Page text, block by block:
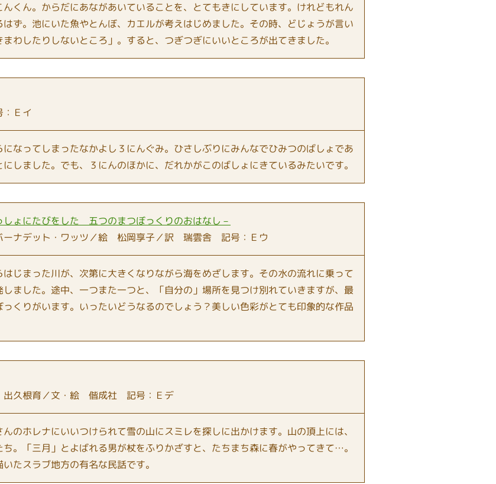
くん。からだにあながあいていることを、とてもきにしています。けれどもれん
ず。池にいた魚やとんぼ、カエルが考えはじめました。その時、どじょうが言い
わしたりしないところ」。すると、つぎつぎにいいところが出てきました。
Ｅイ
なってしまったなかよし３にんぐみ。ひさしぶりにみんなでひみつのばしょであ
しました。でも、３にんのほかに、だれかがこのばしょにきているみたいです。
ょにたびをした 五つのまつぼっくりのおはなし－
ーナデット・ワッツ／絵 松岡享子／訳 瑞雲舎 記号：Ｅウ
じまった川が、次第に大きくなりながら海をめざします。その水の流れに乗って
ました。途中、一つまた一つと、「自分の」場所を見つけ別れていきますが、最
くりがいます。いったいどうなるのでしょう？美しい色彩がとても印象的な作品
出久根育／文・絵 偕成社 記号：Ｅデ
のホレナにいいつけられて雪の山にスミレを探しに出かけます。山の頂上には、
。「三月」とよばれる男が杖をふりかざすと、たちまち森に春がやってきて…。
たスラブ地方の有名な民話です。